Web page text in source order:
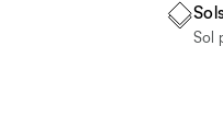
Sol